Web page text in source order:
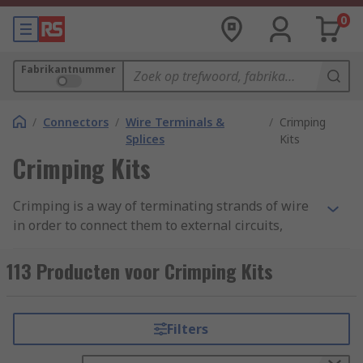
0
Fabrikantnummer
/ Connectors / Wire Terminals &
Splices
/ Crimping
Kits
Crimping Kits
Crimping is a way of terminating strands of wire
in order to connect them to external circuits,
enough to cold weld it to a given terminal. Crimp
terminal kits consist of a crimping tool and
The advantage of crimping is that it forms gas-
tight connections, so there is less corrosion of the
113 Producten voor Crimping Kits
Filters